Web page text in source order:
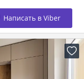
Написать в Viber